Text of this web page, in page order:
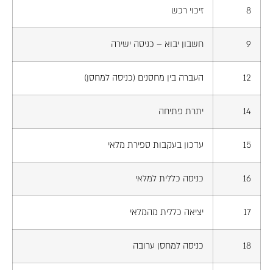
8 זיכוי רכש
9 חשבון יבוא – כניסה ישירה
12 העברה בין מחסנים (כניסה למחסן)
14 יתרת פתיחה
15 עדכון בעקבות ספירת מלאי
16 כניסה כללית למלאי
17 יציאה כללית מהמלאי
18 כניסה למחסן ערובה